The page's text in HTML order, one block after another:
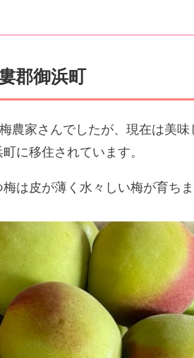
郡御浜町
農家さんでしたが、現在は美味
に移住されています。
は皮が薄く水々しい梅が育ちま